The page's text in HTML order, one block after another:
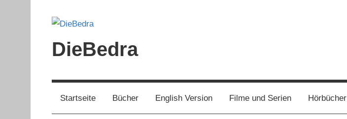
DieBedra
Startseite Bücher English Version Filme und Serien Hörbücher